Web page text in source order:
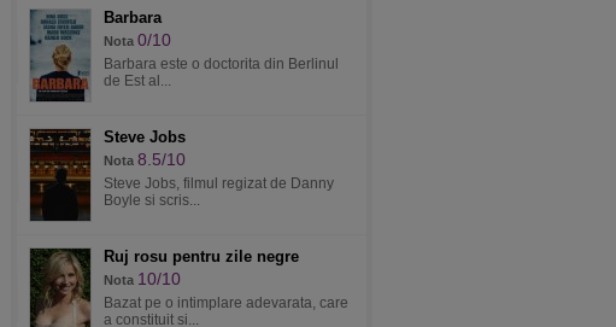
Barbara
Nota 0/10
Barbara este o doctorita din Berlinul
de Est al...
Steve Jobs
Nota 8.5/10
Steve Jobs, filmul regizat de Danny
Boyle si scris...
Ruj rosu pentru zile negre
Nota 10/10
Bazat pe o intimplare adevarata, care
a constituit si...